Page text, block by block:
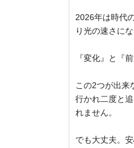
2026年は時代
り光の速さに
『変化』と『前
この2つが出来
行かれ二度と
れません。
でも大丈夫。